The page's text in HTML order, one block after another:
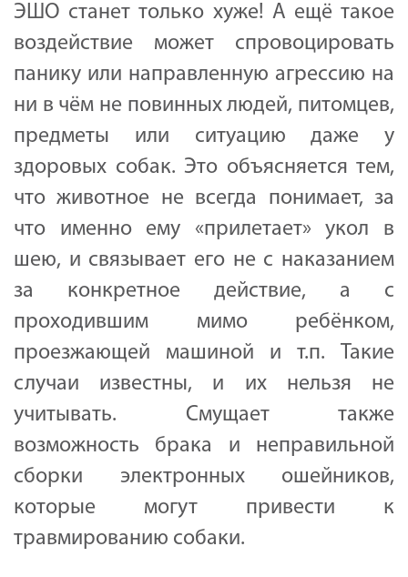
ЭШО станет только хуже! А ещё такое
воздействие может спровоцировать
панику или направленную агрессию на
ни в чём не повинных людей, питомцев,
предметы или ситуацию даже у
здоровых собак. Это объясняется тем,
что животное не всегда понимает, за
что именно ему «прилетает» укол в
шею, и связывает его не с наказанием
за конкретное действие, а с
проходившим мимо ребёнком,
проезжающей машиной и т.п. Такие
случаи известны, и их нельзя не
учитывать. Смущает также
возможность брака и неправильной
сборки электронных ошейников,
которые могут привести к
травмированию собаки.